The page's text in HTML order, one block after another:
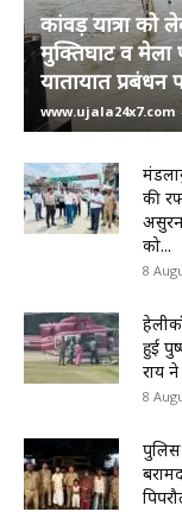
कांवड़ यात्रा को
मुक्तिघाट व मेला
यातायात प्रबंधन
www.ujala24x7.com
की
को...
8
हुई
राय ने
8